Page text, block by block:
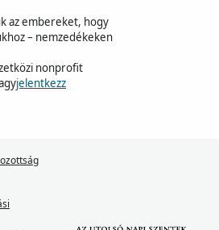
az embereket, hogy
– nemzedékeken
nonprofit
jelentkezz